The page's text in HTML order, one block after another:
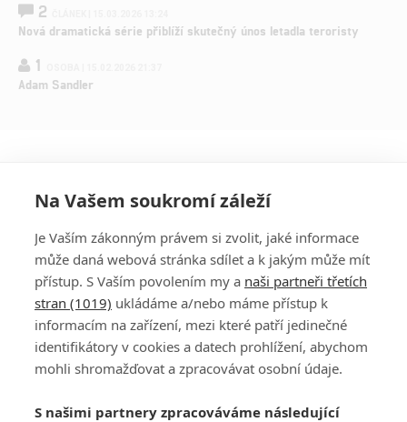
2
Nová dramatická série přiblíží skutečný únos letadla teroristy
1
Adam Sandler
PŘIHLÁSIT
REGISTROVAT
DISKUZE
Šéfredaktorkou webu jePetr Slavík, e-mailserialy@fandimefilmu.cz
Na Vašem soukromí záleží
Je Vaším zákonným právem si zvolit, jaké informace
může daná webová stránka sdílet a k jakým může mít
přístup. S Vaším povolením my a naši partneři třetích
stran (1019) ukládáme a/nebo máme přístup k
informacím na zařízení, mezi které patří jedinečné
identifikátory v cookies a datech prohlížení, abychom
mohli shromažďovat a zpracovávat osobní údaje.
S našimi partnery zpracováváme následující